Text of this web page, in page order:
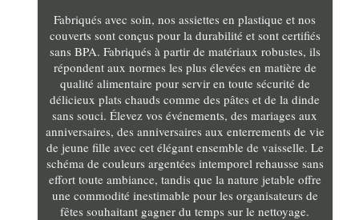
Fabriqués avec soin, nos assiettes en plastique et nos
couverts sont conçus pour la durabilité et sont certifiés
sans BPA. Fabriqués à partir de matériaux robustes, ils
répondent aux normes les plus élevées en matière de
qualité alimentaire pour servir en toute sécurité de
délicieux plats chauds comme des pâtes et de la dinde
sans souci. Élevez vos événements, des mariages aux
anniversaires, des anniversaires aux enterrements de vie
de jeune fille avec cet élégant ensemble de vaisselle. Le
schéma de couleurs argentées intemporel rehausse sans
effort toute ambiance, tandis que la nature jetable offre
une commodité inestimable pour les organisateurs de
fêtes souhaitant gagner du temps sur le nettoyage.